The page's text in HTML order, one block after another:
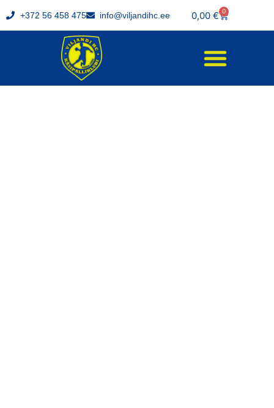
+372 56 458 475 info@viljandihc.ee 0,00 € 0